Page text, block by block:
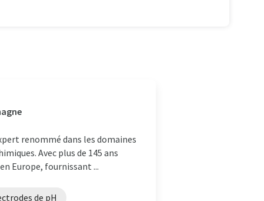
renommé dans les domaines
Avec plus de 145 ans
Europe, fournissant ...
de pH